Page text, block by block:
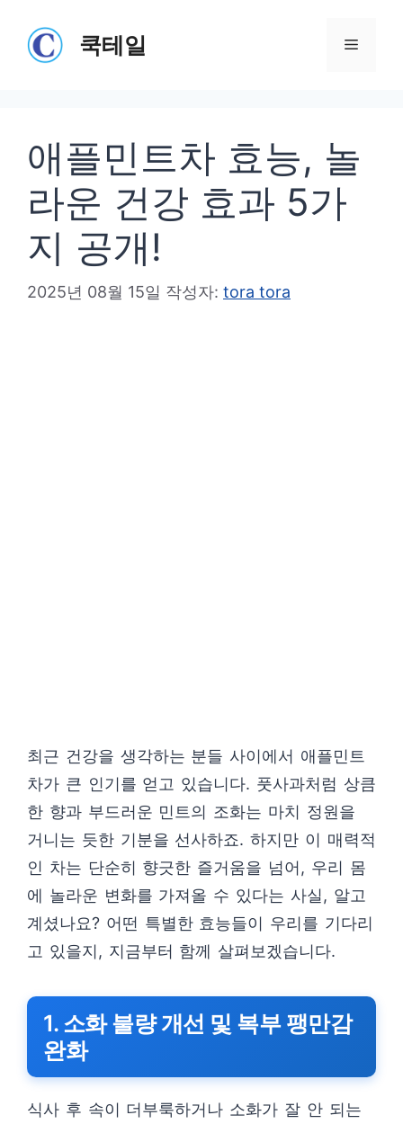
쿡테일 메
애플민트차 효능, 놀
라운 건강 효과 5가
지 공개!
2025년 08월 15일 작성자: tora tora
최근 건강을 생각하는 분들 사이에서 애플민트
차가 큰 인기를 얻고 있습니다. 풋사과처럼 상큼
한 향과 부드러운 민트의 조화는 마치 정원을
거니는 듯한 기분을 선사하죠. 하지만 이 매력적
인 차는 단순히 향긋한 즐거움을 넘어, 우리 몸
에 놀라운 변화를 가져올 수 있다는 사실, 알고
계셨나요? 어떤 특별한 효능들이 우리를 기다리
고 있을지, 지금부터 함께 살펴보겠습니다.
1. 소화 불량 개선 및 복부 팽만감
완화
식사 후 속이 더부룩하거나 소화가 잘 안 되는